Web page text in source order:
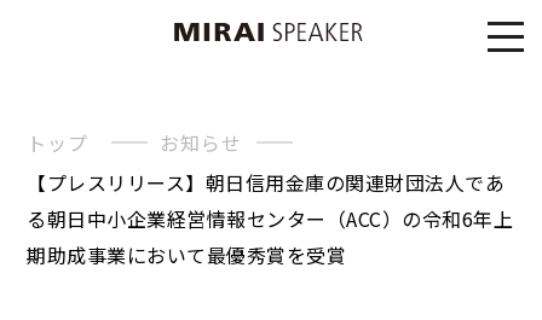
トップ
お知らせ
【プレスリリース】朝日信用金庫の関連財団法人であ
る朝日中小企業経営情報センター（ACC）の令和6年上
期助成事業において最優秀賞を受賞